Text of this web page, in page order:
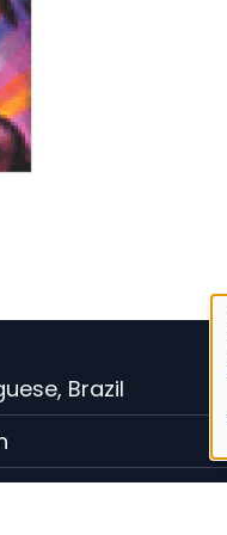
Brazil